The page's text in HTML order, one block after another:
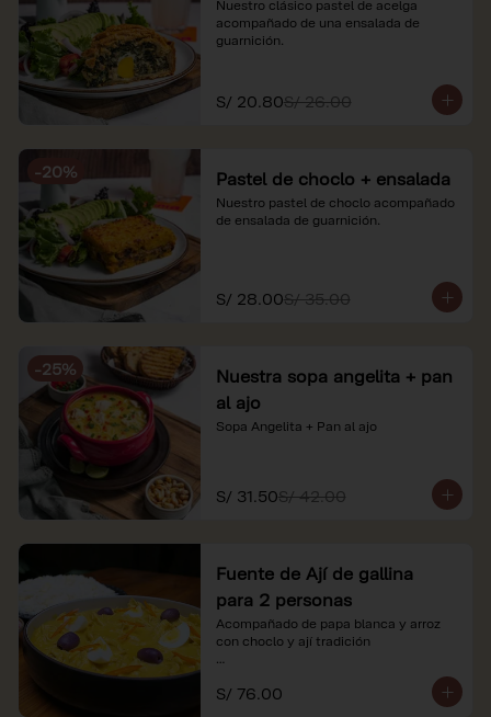
Nuestro clásico pastel de acelga
acompañado de una ensalada de
guarnición.
S/ 20.80S/ 26.00
-20% Pastel de choclo + ensalada
Nuestro pastel de choclo acompañado
de ensalada de guarnición.
S/ 28.00S/ 35.00
-25%
Nuestra sopa angelita + pan
al ajo
Sopa Angelita + Pan al ajo
S/ 31.50S/ 42.00
Fuente de Ají de gallina
para 2 personas
Acompañado de papa blanca y arroz
con choclo y ají tradición
*Nuestros precios están expresados en
soles e incluyen impuestos de ley y
S/ 76.00